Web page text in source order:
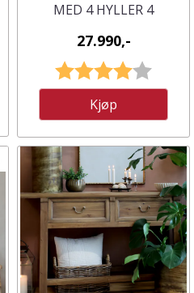
MED 4 HYLLER 4
ANTIQUE
27.990,-
Karakter:
Kjøp